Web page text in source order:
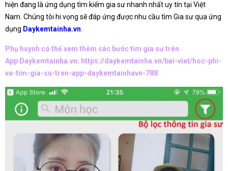
hiện đang là ứng dụng tìm kiếm gia sư nhanh nhất uy tín tại Việt
Nam. Chúng tôi hi vọng sẽ đáp ứng được nhu cầu tìm Gia sư qua ứng
dụng Daykemtainha.vn
Phụ huynh có thể xem thêm các bước tìm gia sư trên
App Daykemtainha.vn: https://daykemtainha.vn/bai-viet/hoc-phi-
va-tim-gia-su-tren-app-daykemtainhavn-788